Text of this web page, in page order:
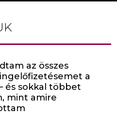
az összes
a
és sokkal többet
mint amire